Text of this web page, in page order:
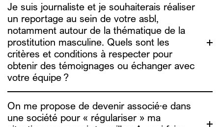
sophie.g@alias.brussels
aure@alias.brussels
houda@alias.brussels
contact@alias.brussels
Nous ne prenons plus de stagiaire pour l’année
académique 2026-2027.
Je suis journaliste et je souhaiterais réaliser
un reportage au sein de votre asbl,
notamment autour de la thématique de la
prostitution masculine. Quels sont les
critères et conditions à respecter pour
obtenir des témoignages ou échanger avec
votre équipe ?
On me propose de devenir associé·e dans
une société pour « régulariser » ma